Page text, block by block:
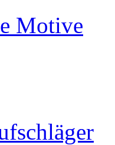
Motive